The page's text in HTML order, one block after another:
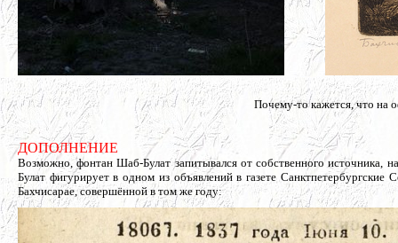
Почему-то кажется, что на
ДОПОЛНЕНИЕ
Возможно, фонтан Шаб-Булат запитывался от собственного
Булат фигурирует в одном из объявлений в газете
Бахчисарае, совершённой в том же году: